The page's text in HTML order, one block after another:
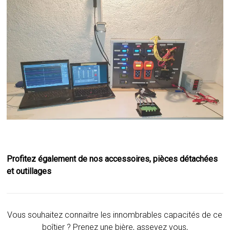
Profitez également de nos accessoires, pièces détachées
et outillages
Vous souhaitez connaitre les innombrables capacités de ce
boîtier ? Prenez une bière, asseyez vous,